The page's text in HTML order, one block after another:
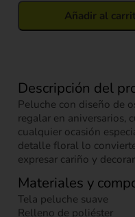
Descripción del
Peluche con diseño de
regalar en aniversarios,
cualquier ocasión
detalle floral lo
expresar cariño y
Materiales y
Tela peluche suave
Relleno de poliéster
Decorativa
25
Añadir al